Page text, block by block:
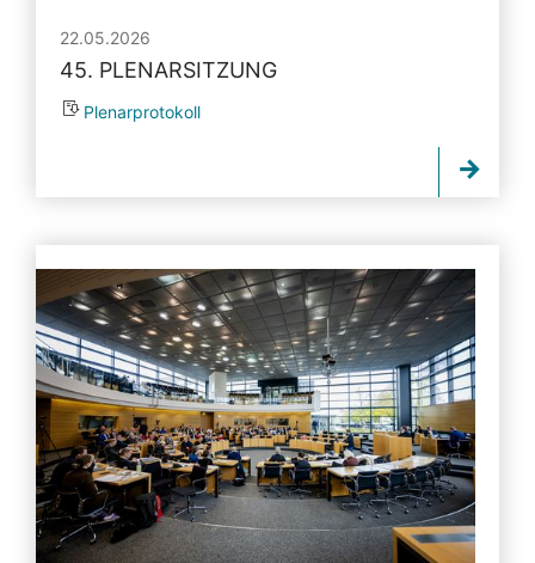
22.05.2026
45. PLENARSITZUNG
Plenarprotokoll